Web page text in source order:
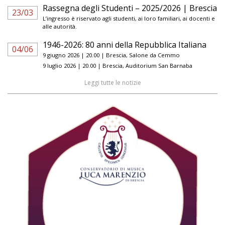
23/03 Rassegna degli Studenti – 2025/2026 | Brescia
L’ingresso è riservato agli studenti, ai loro familiari, ai docenti e
alle autorità.
04/06 1946-2026: 80 anni della Repubblica Italiana
9 giugno 2026 | 20.00 | Brescia, Salone da Cemmo
9 luglio 2026 | 20.00 | Brescia, Auditorium San Barnaba
Leggi tutte le notizie